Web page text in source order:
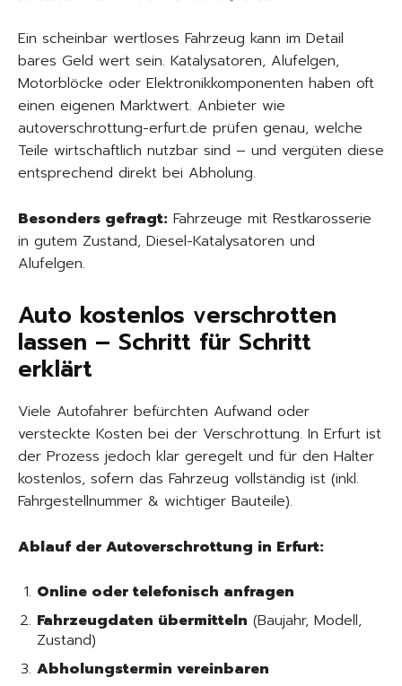
Ein scheinbar wertloses Fahrzeug kann im Detail
bares Geld wert sein. Katalysatoren, Alufelgen,
Motorblöcke oder Elektronikkomponenten haben oft
einen eigenen Marktwert. Anbieter wie
autoverschrottung-erfurt.de prüfen genau, welche
Teile wirtschaftlich nutzbar sind – und vergüten diese
entsprechend direkt bei Abholung.
Besonders gefragt: Fahrzeuge mit Restkarosserie
in gutem Zustand, Diesel-Katalysatoren und
Alufelgen.
Auto kostenlos verschrotten
lassen – Schritt für Schritt
erklärt
Viele Autofahrer befürchten Aufwand oder
versteckte Kosten bei der Verschrottung. In Erfurt ist
der Prozess jedoch klar geregelt und für den Halter
kostenlos, sofern das Fahrzeug vollständig ist (inkl.
Fahrgestellnummer & wichtiger Bauteile).
Ablauf der Autoverschrottung in Erfurt:
Online oder telefonisch anfragen
Fahrzeugdaten übermitteln (Baujahr, Modell,
Zustand)
Abholungstermin vereinbaren